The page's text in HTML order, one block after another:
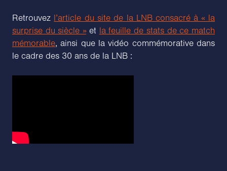
Retrouvez l’article du site de la LNB consacré à « la
surprise du siècle »et la feuille de stats de ce match
mémorable, ainsi que la vidéo commémorative dans
le cadre des 30 ans de la LNB :